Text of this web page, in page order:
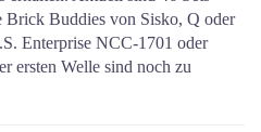
Brick Buddies von Sisko, Q oder
Enterprise NCC-1701 oder
ersten Welle sind noch zu